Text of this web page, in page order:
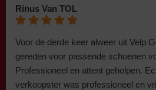
Rinus Van TOL
Voor de derde keer alweer uit Velp
gereden voor passende schoenen
Professioneel en attent geholpen.
verkoopster was professioneel en